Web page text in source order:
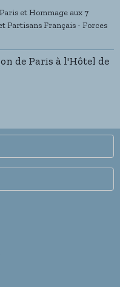
et Hommage aux 7
Partisans Français - Forces
de Paris à l'Hôtel de